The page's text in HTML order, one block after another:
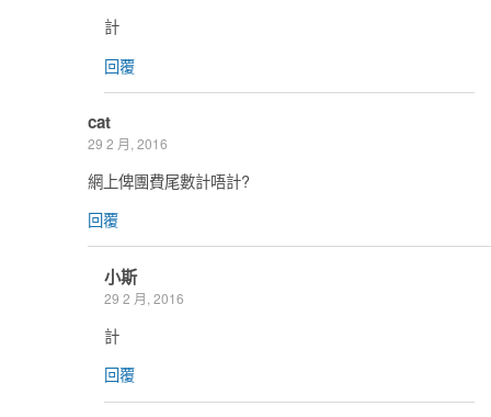
計
回覆
cat
29 2 月, 2016
網上俾團費尾數計唔計?
回覆
小斯
29 2 月, 2016
計
回覆